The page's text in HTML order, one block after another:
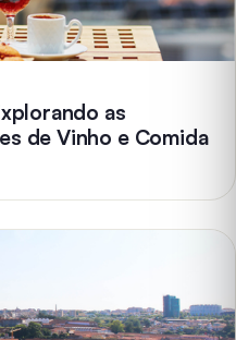
as
de Vinho e Comida